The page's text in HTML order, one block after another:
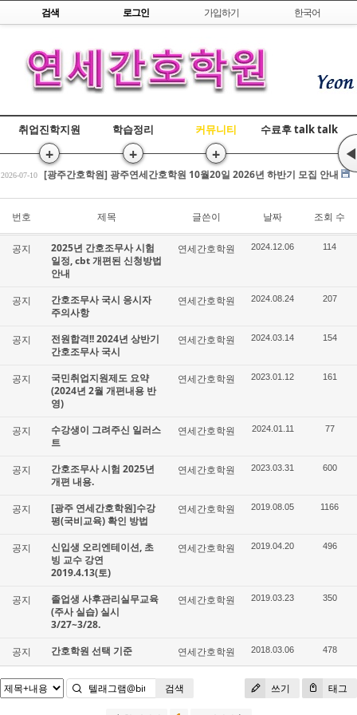
Skip to content
검색 로그인 가입하기 한국어
취업진학지원
+
학습정리
+
커뮤니티
+
수료후 talk talk
◀
2026-07-17 [광주간호학원] 간호조무사 국비교육 수강평 조회
2026-07-10 [광주간호학원] 광주연세간호학원 10월20일 2026년 하반기 모집 안내
2026-07-17 [광주간호학원] 간호조무사 국비교육 수강평 조회
2026-07-10 [광주간호학원] 광주연세간호학원 10월20일 2026년 하반기 모집 안내
2026-03-25 전원합격!! 2026년 상반기 간호조무사 국시
번호 제목 글쓴이 날짜 조회 수
공지
2025년 간호조무사 시험
일정, cbt 개편된 신청방법
안내
연세간호학원 2024.12.06 114
공지
간호조무사 국시 응시자
주의사항
연세간호학원 2024.08.24 207
공지
전원합격!! 2024년 상반기
간호조무사 국시
연세간호학원 2024.03.14 154
공지
국민취업지원제도 요약
(2024년 2월 개편내용 반
영)
연세간호학원 2023.01.12 161
공지
수강생이 그려주신 일러스
트
연세간호학원 2024.01.11 77
공지
간호조무사 시험 2025년
개편 내용.
연세간호학원 2023.03.31 600
공지
[광주 연세간호학원]수강
평(국비교육) 확인 방법
연세간호학원 2019.08.05 1166
공지
신입생 오리엔테이션, 초
빙 교수 강연
2019.4.13(토)
연세간호학원 2019.04.20 496
공지
졸업생 사후관리실무교육
(주사 실습) 실시
3/27~3/28.
연세간호학원 2019.03.23 350
공지 간호학원 선택 기준 연세간호학원 2018.03.06 478
쓰기 태그
검색